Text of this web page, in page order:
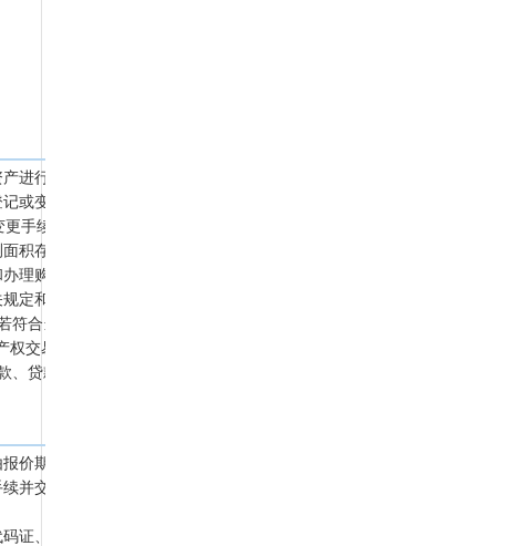
进行全面了解，一经递交受让申请即表明已完全了解与认可标的状况
变更手续所涉及的各项税费按国家相应规定由转、受让双方各自承担。
手续。转让方负责转让标的清场工作，转让标的在移交前发生的相关费
积存在误差，不因此影响最终成交价格。
理购房贷款等其他条件，自行判断是否受让标的；如受让后标的因受
定和要求，对自身的资格条件进行核查，并在自行咨询专业人士、相
合当地购房按揭政策，可以根据相关规定对其购买标的房屋办理贷
交易合同》约定承担违约责任。（2）标的房屋需银行贷款的：受让
贷款之和不足转让价款的部分，受让方需将该不足部分自《产权交
价期和限时报价期两个阶段。
并交纳交易保证金（不计息）。
证、法定代表人身份证、被授权人身份证复印件（以上三项材料须提